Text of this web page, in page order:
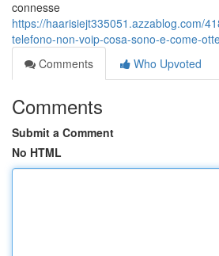
connesse
https://haarisiejt335051.azzablog.com/
telefono-non-voip-cosa-sono-e-come-
Comments
Who Upvoted
Comments
Submit a Comment
No HTML